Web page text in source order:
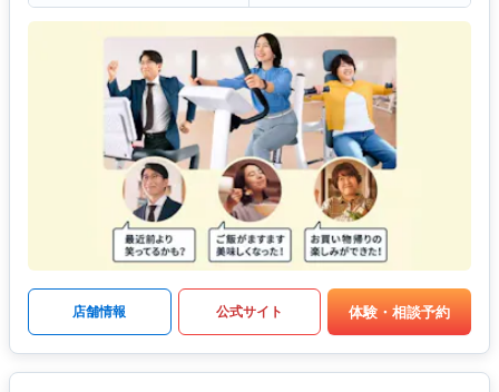
店舗情報 公式サイト 体験・相談予約